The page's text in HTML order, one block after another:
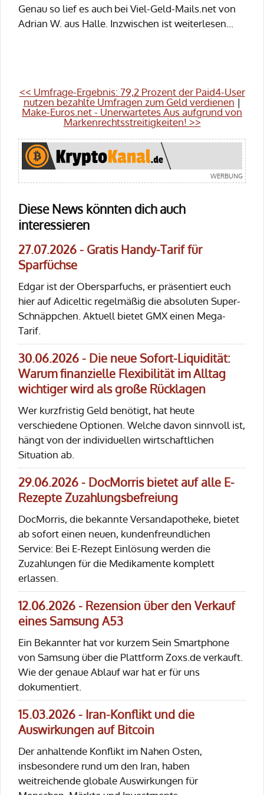
Genau so lief es auch bei Viel-Geld-Mails.net von
Adrian W. aus Halle. Inzwischen ist weiterlesen...
<< Umfrage-Ergebnis: 79,2 Prozent der Paid4-User
nutzen bezahlte Umfragen zum Geld verdienen |
Make-Euros.net - Unerwartetes Aus aufgrund von
Markenrechtsstreitigkeiten! >>
Diese News könnten dich auch
interessieren
27.07.2026 - Gratis Handy-Tarif für
Sparfüchse
Edgar ist der Obersparfuchs, er präsentiert euch
hier auf Adiceltic regelmäßig die absoluten Super-
Schnäppchen. Aktuell bietet GMX einen Mega-
Tarif.
30.06.2026 - Die neue Sofort-Liquidität:
Warum finanzielle Flexibilität im Alltag
wichtiger wird als große Rücklagen
Wer kurzfristig Geld benötigt, hat heute
verschiedene Optionen. Welche davon sinnvoll ist,
hängt von der individuellen wirtschaftlichen
Situation ab.
29.06.2026 - DocMorris bietet auf alle E-
Rezepte Zuzahlungsbefreiung
DocMorris, die bekannte Versandapotheke, bietet
ab sofort einen neuen, kundenfreundlichen
Service: Bei E-Rezept Einlösung werden die
Zuzahlungen für die Medikamente komplett
erlassen.
12.06.2026 - Rezension über den Verkauf
eines Samsung A53
Ein Bekannter hat vor kurzem Sein Smartphone
von Samsung über die Plattform Zoxs.de verkauft.
Wie der genaue Ablauf war hat er für uns
dokumentiert.
15.03.2026 - Iran-Konflikt und die
Auswirkungen auf Bitcoin
Der anhaltende Konflikt im Nahen Osten,
insbesondere rund um den Iran, haben
weitreichende globale Auswirkungen für